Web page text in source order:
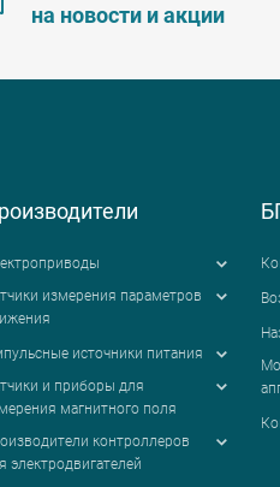
на новости и акции
измерения параметров
источники питания
и приборы для
магнитного поля
контроллеров
электродвигателей